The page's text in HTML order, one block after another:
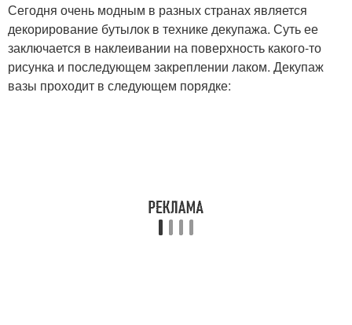
Сегодня очень модным в разных странах является
декорирование бутылок в технике декупажа. Суть ее
заключается в наклеивании на поверхность какого-то
рисунка и последующем закреплении лаком. Декупаж
вазы проходит в следующем порядке: